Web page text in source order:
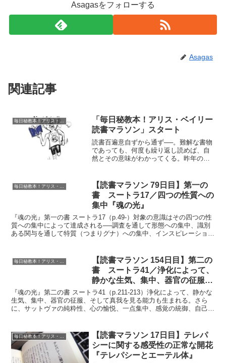
Asagasをフォローする
Asagas
関連記事
毎日秘教本！アリス・ベイリー読書マラソン
「毎日秘教本！アリス・ベイリー
読書マラソン」スタート
読書百遍意自ずから通ず──。難解な書物
であっても、何度も繰り返し読めば、自
然とその意味がわかってくる。昨年の春
ジ数を入力し、『秘教瞑想に関する手
紙』『ホワイト・マ...
【読書マラソン 79日目】第一の
書 スートラ17／四つの性質への
集中『魂の光』
『魂の光』第一の書 スートラ17（p.49-）対象の意識はその四つの性
質への集中によって達成される──調査を通して形態への集中、識別
ある関与を通して特質（つまりグナ）への集中、インスピレーション
毎日秘教本！アリス・ベイリー読書マラソン
【読書マラソン 154日目】第二の
書 スートラ41／浄化によって、
静かな生気、集中、器官の征服、
そして真我を見る能力も生まれる
『魂の光』
『魂の光』第二の書 スートラ41（p.211-213）浄化によって、静かな
生気、集中、器官の征服、そして真我を見る能力も生まれる。さら
に、サットヴァの純粋性、心の愉悦、一点集中、感覚の統御、自己実
毎日秘教本！アリス・ベイリー読書マラソン
【読書マラソン 17日目】テレパ
シーに関する感受性の正常な開花
『テレパシーとエーテル体』